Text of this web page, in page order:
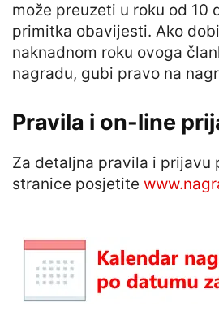
može preuzeti u roku od 10
primitka obavijesti. Ako
naknadnom roku ovoga
nagradu, gubi pravo na
Pravila i on-line
Za detaljna pravila i prijavu
stranice posjetite